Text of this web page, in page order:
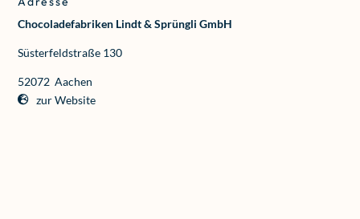
Chocoladefabriken Lindt & Sprüngli GmbH
Süsterfeldstraße 130
52072 Aachen
zur Website